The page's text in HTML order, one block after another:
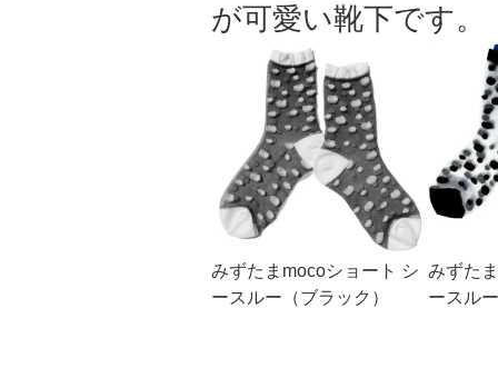
が可愛い靴下です。
みずたまmocoショート シ
ースルー（ブラック）
みずた
ースル